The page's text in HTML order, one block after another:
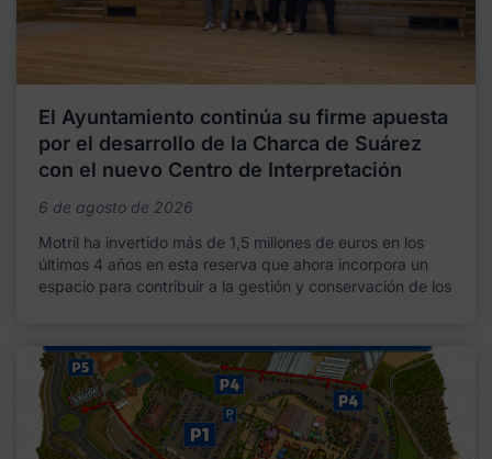
El Ayuntamiento continúa su firme apuesta
por el desarrollo de la Charca de Suárez
con el nuevo Centro de Interpretación
6 de agosto de 2026
Motril ha invertido más de 1,5 millones de euros en los
últimos 4 años en esta reserva que ahora incorpora un
espacio para contribuir a la gestión y conservación de los